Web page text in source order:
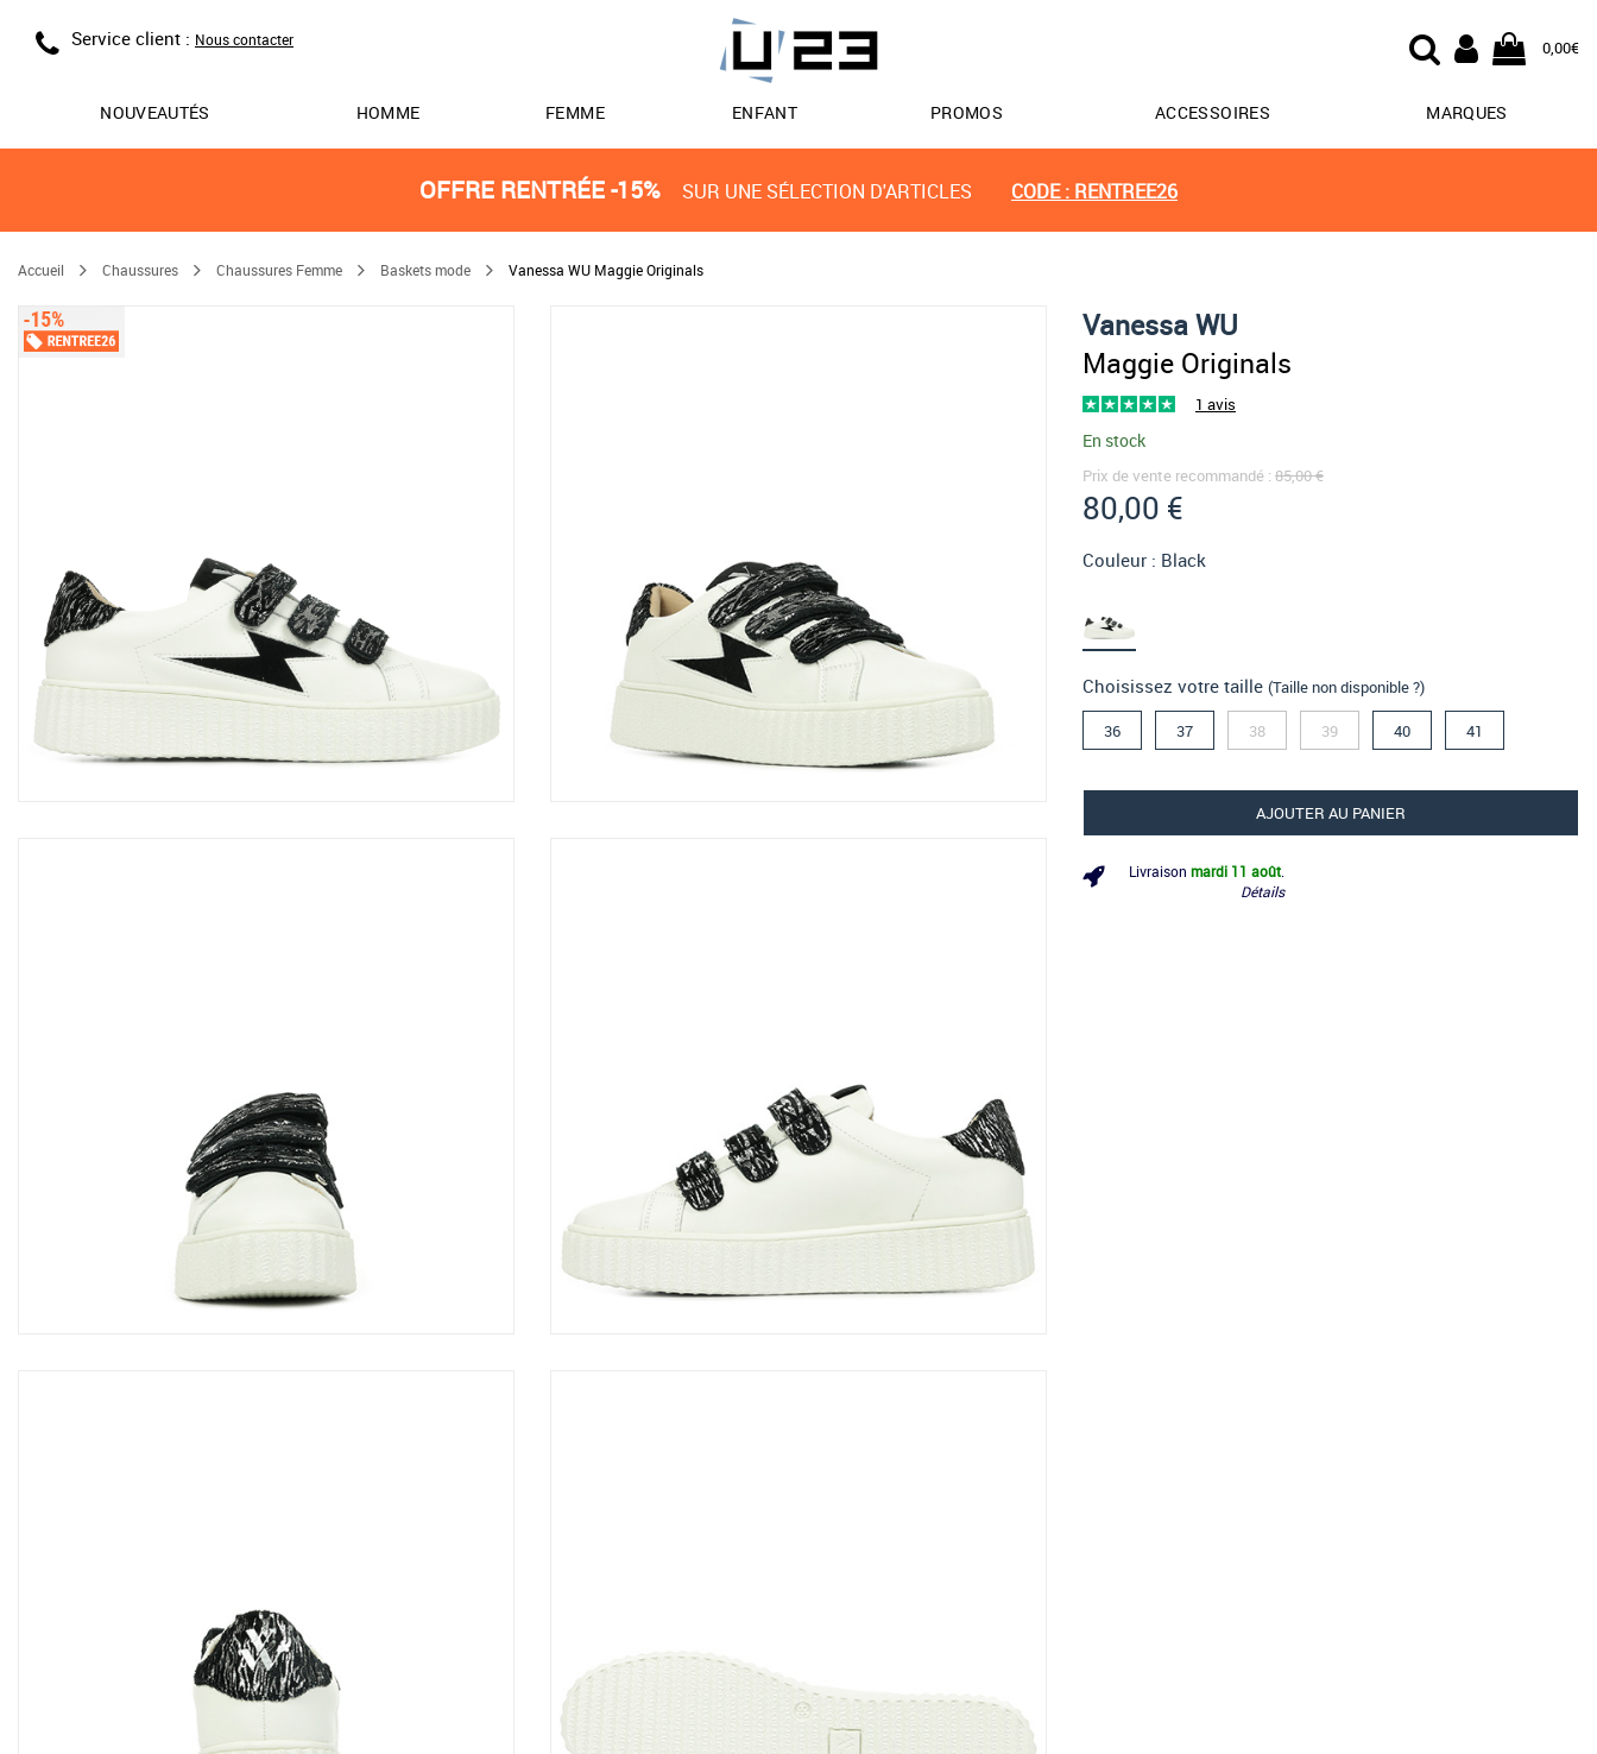
Service client : Nous contacter 0,00€
NOUVEAUTÉS HOMME FEMME ENFANT PROMOS ACCESSOIRES MARQUES
OFFRE RENTRÉE -15% SUR UNE SÉLECTION D'ARTICLES CODE : RENTREE26
Accueil Chaussures Chaussures Femme Baskets mode Vanessa WU Maggie Originals
Vanessa WU
Maggie Originals
1 avis
En stock
Prix de vente recommandé : 85,00 €
80,00 €
Couleur : Black
Choisissez votre taille (Taille non disponible ?)
36 37 38 39 40 41
AJOUTER AU PANIER
Livraison mardi 11 août
Détails